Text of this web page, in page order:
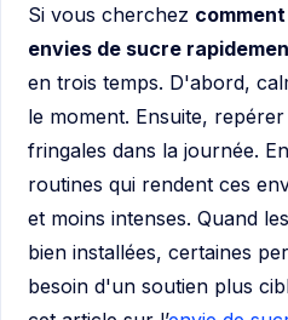
Si vous cherchez
envies de sucre
en trois temps. D'abord,
le moment. Ensuite,
fringales dans la journée.
routines qui rendent ces
et moins intenses. Quand
bien installées, certaines
besoin d'un soutien plus